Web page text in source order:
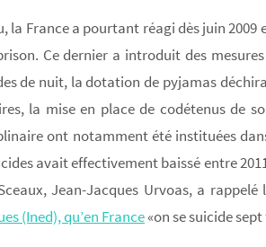
la France a pourtant réagi dès juin
Ce dernier a introduit des
de nuit, la dotation de pyjamas
la mise en place de codétenus de
ont notamment été instituées
avait effectivement baissé entre
Jean-Jacques Urvoas, a rappelé
(Ined), qu’en France«on se suicide